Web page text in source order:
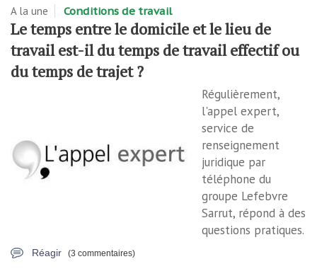
A la une Conditions de travail
Le temps entre le domicile et le lieu de
travail est-il du temps de travail effectif ou
du temps de trajet ?
Régulièrement,
l'appel expert,
service de
renseignement
juridique par
téléphone du
groupe Lefebvre
Sarrut, répond à des
questions pratiques.
Réagir (3 commentaires)